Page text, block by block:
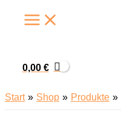
Inhalt
0,00 €
Start Shop Produkte